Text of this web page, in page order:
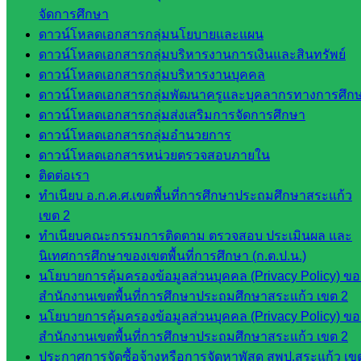
จัดการศึกษา
ดาวน์โหลดเอกสารกลุ่มนโยบายและแผน
ดาวน์โหลดเอกสารกลุ่มบริหารงานการเงินและสินทรัพย์
ดาวน์โหลดเอกสารกลุ่มบริหารงานบุคคล
ดาวน์โหลดเอกสารกลุ่มพัฒนาครูและบุคลากรทางการศึก
ดาวน์โหลดเอกสารกลุ่มส่งเสริมการจัดการศึกษา
ดาวน์โหลดเอกสารกลุ่มอำนวยการ
ดาวน์โหลดเอกสารหน่วยตรวจสอบภายใน
ติดต่อเรา
ทำเนียบ อ.ก.ค.ศ.เขตพื้นที่การศึกษาประถมศึกษาสระแก้ว
เขต 2
ทำเนียบคณะกรรมการติดตาม ตรวจสอบ ประเมินผล และ
นิเทศการศึกษาของเขตพื้นที่การศึกษา (ก.ต.ป.น.)
นโยบายการคุ้มครองข้อมูลส่วนบุคคล (Privacy Policy) ข
สำนักงานเขตพื้นที่การศึกษาประถมศึกษาสระแก้ว เขต 2
นโยบายการคุ้มครองข้อมูลส่วนบุคคล (Privacy Policy) ข
สำนักงานเขตพื้นที่การศึกษาประถมศึกษาสระแก้ว เขต 2
ประกาศการจัดซื้อจ้างหรือการจัดหาพัสดุ สพป.สระแก้ว เข
นิเทศ
ดร.สราว
ดี เพ็งศรี
โคตร
เว็บไซต์
คณะ
กรรมการ
ก.ต.ป.น.
เว็บไซต์
อ.ค.ก.ศ.เขต
พื้นที่การ
ศึกษา
ดาวน์โหลด
เอกสาร